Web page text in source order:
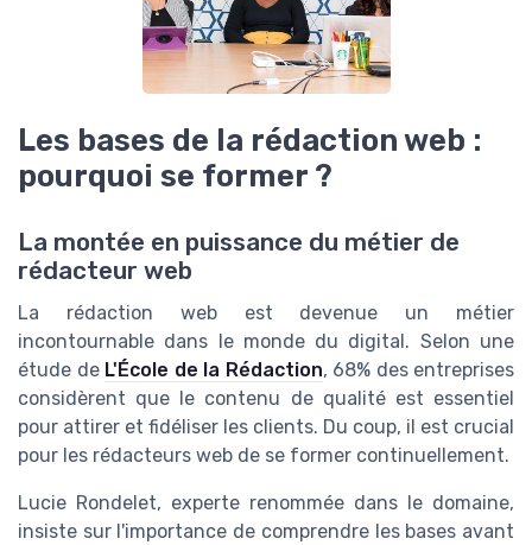
Les bases de la rédaction web :
pourquoi se former ?
La montée en puissance du métier de
rédacteur web
La rédaction web est devenue un métier
incontournable dans le monde du digital. Selon une
étude de L'École de la Rédaction, 68% des entreprises
considèrent que le contenu de qualité est essentiel
pour attirer et fidéliser les clients. Du coup, il est crucial
pour les rédacteurs web de se former continuellement.
Lucie Rondelet, experte renommée dans le domaine,
insiste sur l'importance de comprendre les bases avant